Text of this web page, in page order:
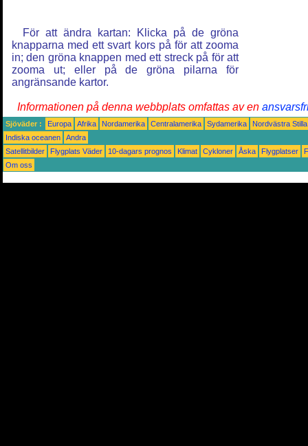
För att ändra kartan: Klicka på de gröna
knapparna med ett svart kors på för att zooma
in; den gröna knappen med ett streck på för att
zooma ut; eller på de gröna pilarna för
angränsande kartor.
Informationen på denna webbplats omfattas av en
Sjöväder : Europa Afrika Nordamerika Centralamerika Sydamerika
Nordvästra
Indiska oceanen
Andra
Satellitbilder
Flygplats Väder 10-dagars prognos Klimat Cykloner Åska Flygplatser
Om oss